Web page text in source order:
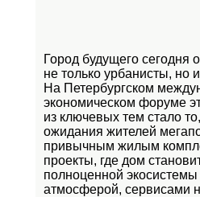
Город будущего сегодня
не только урбанисты, но
На Петербургском
экономическом форуме
из ключевых тем стало
ожидания жителей
привычным жилым
проекты, где дом
полноценной
атмосферой, сервисами